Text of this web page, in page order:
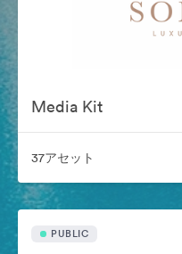
Media Kit
37アセット
PUBLIC